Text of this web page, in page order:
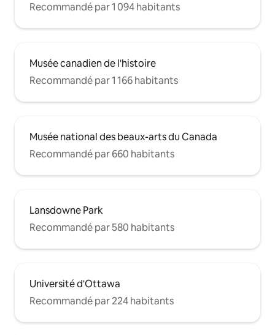
Recommandé par 1 094 habitants
Musée canadien de l'histoire
Recommandé par 1 166 habitants
Musée national des beaux-arts du Canada
Recommandé par 660 habitants
Lansdowne Park
Recommandé par 580 habitants
Université d'Ottawa
Recommandé par 224 habitants